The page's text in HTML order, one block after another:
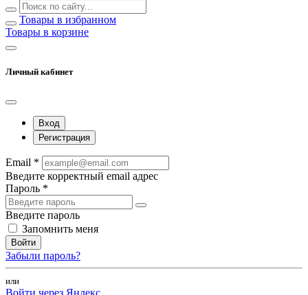
Товары в избранном
Товары в корзине
Личный кабинет
Вход
Регистрация
Email *
Введите корректный email адрес
Пароль *
Введите пароль
Запомнить меня
Войти
Забыли пароль?
или
Войти через Яндекс